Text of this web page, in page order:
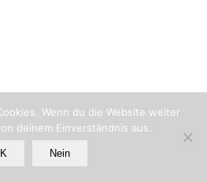
Wenn du die Website weiter
deinem Einverständnis aus.
Nein